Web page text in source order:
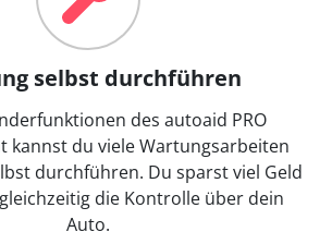
selbst durchführen
des autoaid PRO
kannst du viele Wartungsarbeiten
durchführen. Du sparst viel Geld
die Kontrolle über dein
Auto.